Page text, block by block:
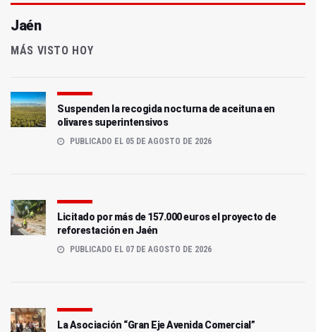
Jaén
MÁS VISTO HOY
Suspenden la recogida nocturna de aceituna en
olivares superintensivos
PUBLICADO EL 05 DE AGOSTO DE 2026
Licitado por más de 157.000 euros el proyecto de
reforestación en Jaén
PUBLICADO EL 07 DE AGOSTO DE 2026
La Asociación “Gran Eje Avenida Comercial”